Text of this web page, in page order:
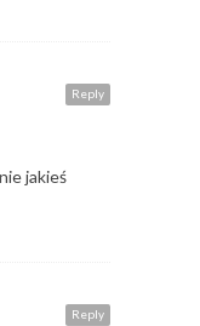
Reply
jakieś
Reply